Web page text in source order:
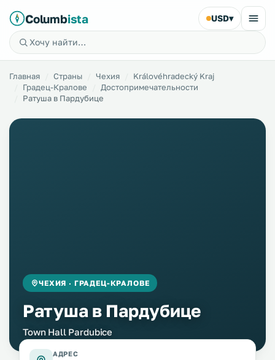
Columbista USD▾
Главная Страны Чехия
Královéhradecký Kraj
Градец-Кралове
Достопримечательности
Ратуша в Пардубице
ЧЕХИЯ · ГРАДЕЦ-КРАЛОВЕ
Ратуша в Пардубице
Town Hall Pardubice
АДРЕС